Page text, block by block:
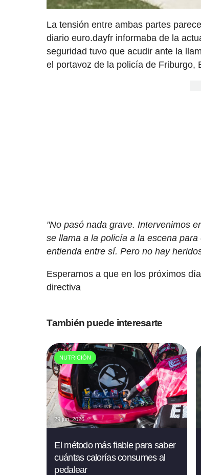
La tensión entre ambas partes
diario euro.dayfr informaba de la
seguridad tuvo que acudir ante la
el portavoz de la policía de Friburgo,
"No pasó nada grave. Intervenimos
se llama a la policía a la escena
entienda entre sí. Pero no hay
Esperamos a que en los próximos
directiva
También puede interesarte
NUTRICIÓN
29 jun. 2026
El método más fiable para saber
cuántas calorías consumes al
pedalear